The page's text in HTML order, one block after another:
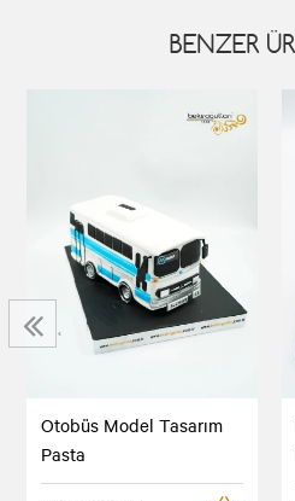
BENZER
Otobüs Model Tasarım
Pasta
‹